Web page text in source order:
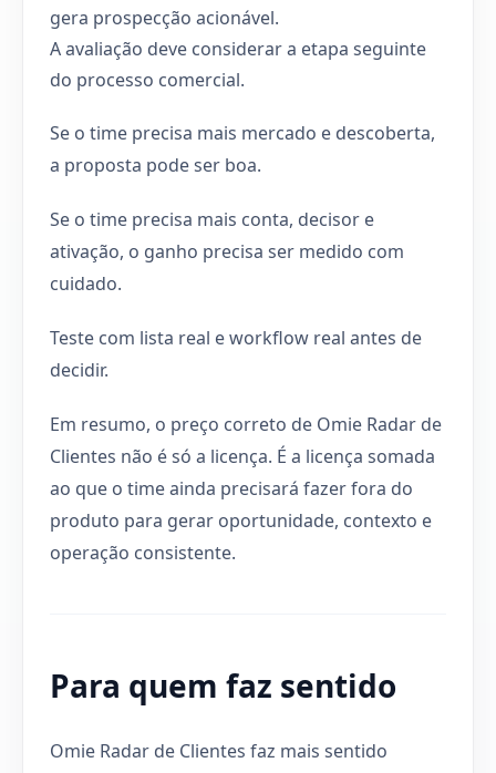
gera prospecção acionável.
A avaliação deve considerar a etapa seguinte
do processo comercial.
Se o time precisa mais mercado e descoberta,
a proposta pode ser boa.
Se o time precisa mais conta, decisor e
ativação, o ganho precisa ser medido com
cuidado.
Teste com lista real e workflow real antes de
decidir.
Em resumo, o preço correto de Omie Radar de
Clientes não é só a licença. É a licença somada
ao que o time ainda precisará fazer fora do
produto para gerar oportunidade, contexto e
operação consistente.
Para quem faz sentido
Omie Radar de Clientes faz mais sentido